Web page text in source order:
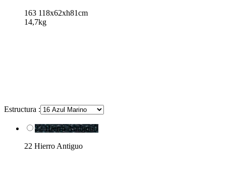
163 118x62xh81cm
14,7kg
Estructura :
22 Hierro Antiguo
22 Hierro Antiguo